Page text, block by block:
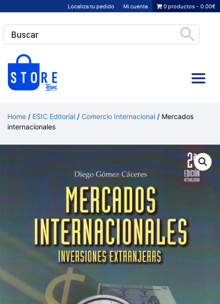
contenido
Localiza tu pedido Mi cuenta 0 productos 0.00€
Home / ESIC Editorial / Comercio Internacional / Mercados
internacionales